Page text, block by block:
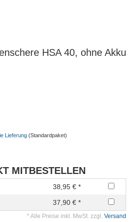
HSA 40, ohne Akku
Lieferung (Standardpaket)
MITBESTELLEN
38,95 € *
37,90 € *
* Alle Preise inkl. MwSt. zzgl. Versand